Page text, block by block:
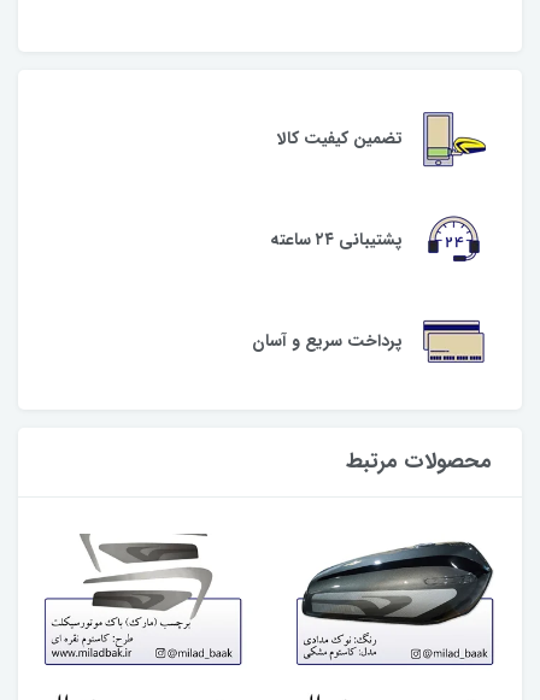
تضمین کیفیت کالا
پشتیبانی ۲۴ ساعته
پرداخت سریع و آسان
محصولات مرتبط